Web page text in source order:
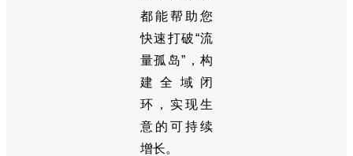
都能帮助您
快速打破“流
量孤岛”，构
建全域闭
环，实现生
意的可持续
增长。